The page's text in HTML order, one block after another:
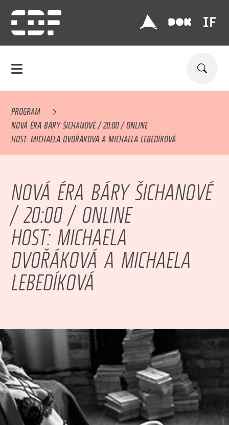
PROGRAM
NOVÁ ÉRA BÁRY ŠICHANOVÉ / 20:00 / ONLINE
HOST: MICHAELA DVOŘÁKOVÁ A MICHAELA LEBEDÍKOVÁ
NOVÁ ÉRA BÁRY ŠICHANOVÉ
/ 20:00 / ONLINE
HOST: MICHAELA
DVOŘÁKOVÁ A MICHAELA
LEBEDÍKOVÁ